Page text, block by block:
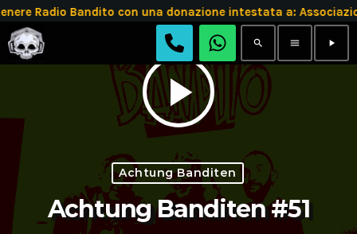
Radio Bandito con una donazione intestata a:
search menu play_arrow
play_arrow
Achtung Banditen
Achtung Banditen #51